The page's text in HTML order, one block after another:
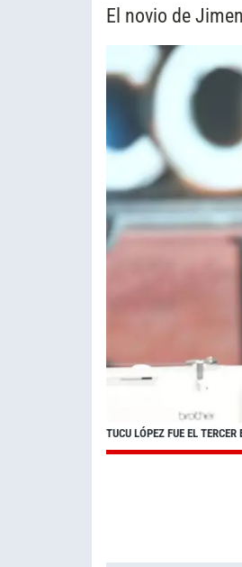
El novio de
TUCU LÓPEZ FUE EL